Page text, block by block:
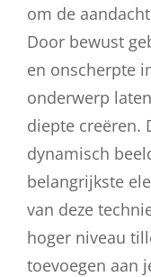
om de
Door bewust
en onscherpte
onderwerp
diepte creëren.
dynamisch
belangrijkste
van deze
hoger niveau
toevoegen aan